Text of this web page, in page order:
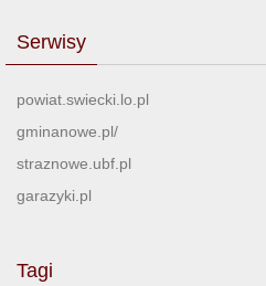
Serwisy
powiat.swiecki.lo.pl
gminanowe.pl/
straznowe.ubf.pl
garazyki.pl
Tagi